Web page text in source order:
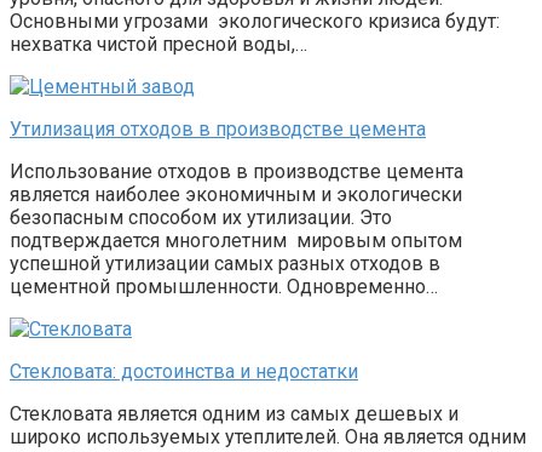
Основными угрозами экологического кризиса будут:
нехватка чистой пресной воды,…
Утилизация отходов в производстве цемента
Использование отходов в производстве цемента
является наиболее экономичным и экологически
безопасным способом их утилизации. Это
подтверждается многолетним мировым опытом
успешной утилизации самых разных отходов в
цементной промышленности. Одновременно…
Стекловата: достоинства и недостатки
Стекловата является одним из самых дешевых и
широко используемых утеплителей. Она является одним